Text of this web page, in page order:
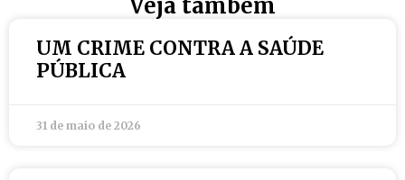
Veja também
UM CRIME CONTRA A SAÚDE
PÚBLICA
31 de maio de 2026